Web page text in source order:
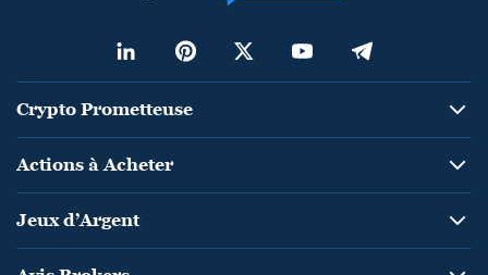
Crypto Prometteuse
Actions à Acheter
Jeux d’Argent